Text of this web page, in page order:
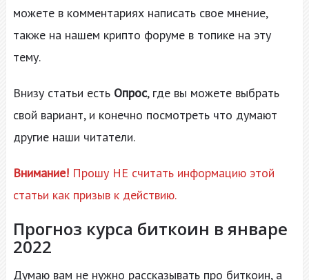
можете в комментариях написать свое мнение,
также на нашем крипто форуме в топике на эту
тему.
Внизу статьи есть Опрос, где вы можете выбрать
свой вариант, и конечно посмотреть что думают
другие наши читатели.
Внимание! Прошу НЕ считать информацию этой
статьи как призыв к действию.
Прогноз курса биткоин в январе
2022
Думаю вам не нужно рассказывать про биткоин, а